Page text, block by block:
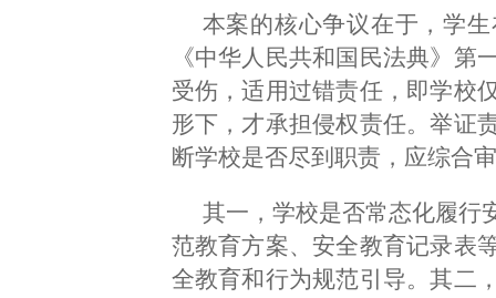
本案的核心争议在于，学
《中华人民共和国民法典》
受伤，适用过错责任，即学校
形下，才承担侵权责任。举证
断学校是否尽到职责，应综合
其一，学校是否常态化履行
范教育方案、安全教育记录表
全教育和行为规范引导。其二